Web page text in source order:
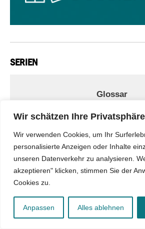
Wir schätzen Ihre Privatsphäre
Wir verwenden Cookies, um Ihr
personalisierte Anzeigen oder Inhalte
unseren Datenverkehr zu analysieren.
akzeptieren" klicken, stimmen Sie der
Cookies zu.
Anpassen Alles ablehnen
SERIEN
Glossar
Muslimische